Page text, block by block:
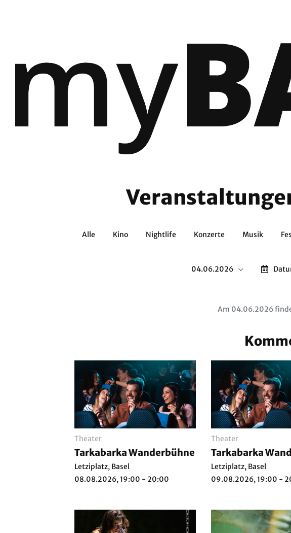
Alle Kino Nightlife Konzerte Musik
Anderes
04.06.2026
Am 04.06.2026
Theater
Tarkabarka Wanderbühne
Letziplatz, Basel
08.08.2026, 19:00 - 20:00
Theater
Tarkabarka
Letziplatz, Basel
09.08.2026, 19:00 -